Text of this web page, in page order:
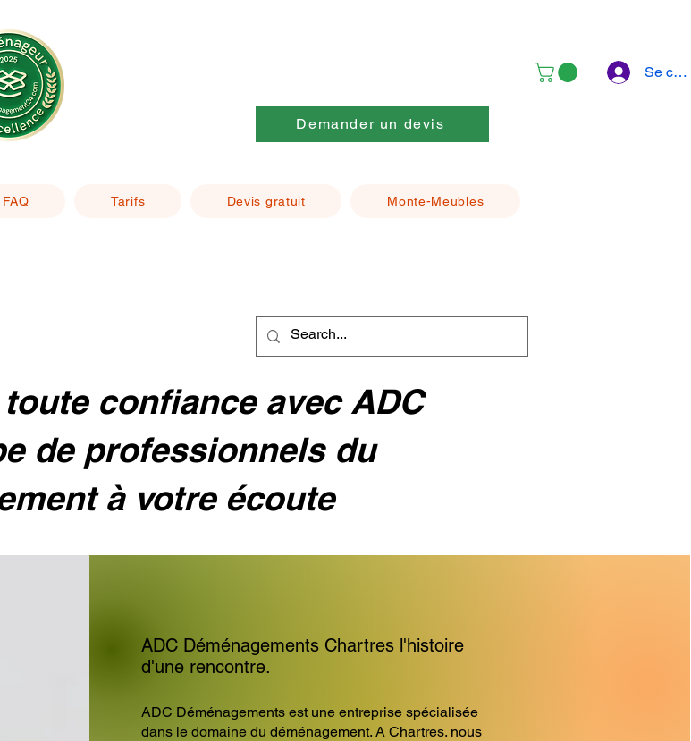
Se
Demander un devis
FAQ Tarifs Devis gratuit Monte-Meubles
confiance avec ADC
de professionnels du
à votre écoute
ADC Déménagements Chartres l'histoire
d'une rencontre.
ADC Déménagements est une entreprise spécialisée
dans le domaine du déménagement. A Chartres. nous